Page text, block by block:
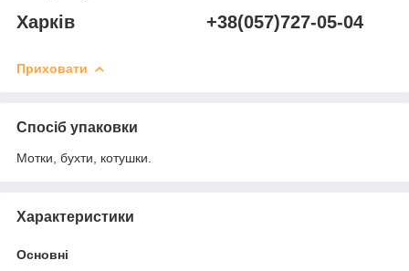
Харків +38(057)727-05-04
Приховати
Спосіб упаковки
Мотки, бухти, котушки.
Характеристики
Основні